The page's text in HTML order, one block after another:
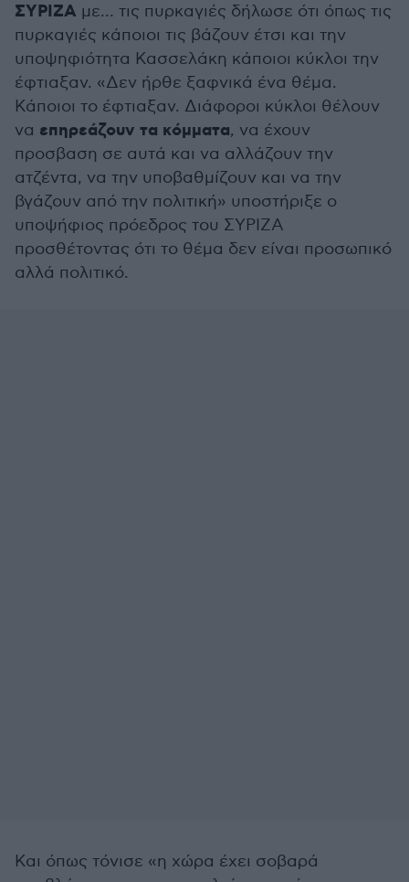
ΣΥΡΙΖΑ με… τις πυρκαγιές δήλωσε ότι όπως τις
πυρκαγιές κάποιοι τις βάζουν έτσι και την
υποψηφιότητα Κασσελάκη κάποιοι κύκλοι την
έφτιαξαν. «Δεν ήρθε ξαφνικά ένα θέμα.
Κάποιοι το έφτιαξαν. Διάφοροι κύκλοι θέλουν
να επηρεάζουν τα κόμματα, να έχουν
προσβαση σε αυτά και να αλλάζουν την
ατζέντα, να την υποβαθμίζουν και να την
βγάζουν από την πολιτική» υποστήριξε ο
υποψήφιος πρόεδρος του ΣΥΡΙΖΑ
προσθέτοντας ότι το θέμα δεν είναι προσωπικό
αλλά πολιτικό.
Και όπως τόνισε «η χώρα έχει σοβαρά